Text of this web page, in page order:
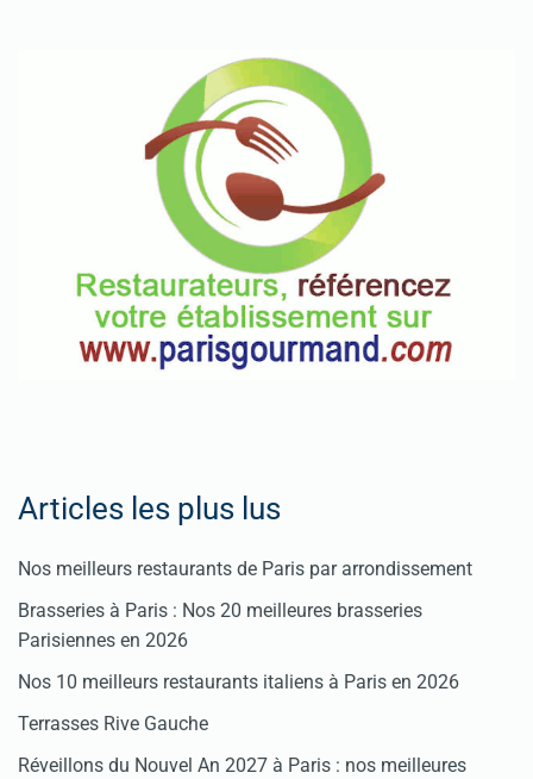
Articles les plus lus
Nos meilleurs restaurants de Paris par arrondissement
Brasseries à Paris : Nos 20 meilleures brasseries
Parisiennes en 2026
Nos 10 meilleurs restaurants italiens à Paris en 2026
Terrasses Rive Gauche
Réveillons du Nouvel An 2027 à Paris : nos meilleures